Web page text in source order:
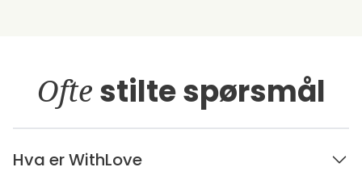
Ofte stilte spørsmål
Hva er WithLove